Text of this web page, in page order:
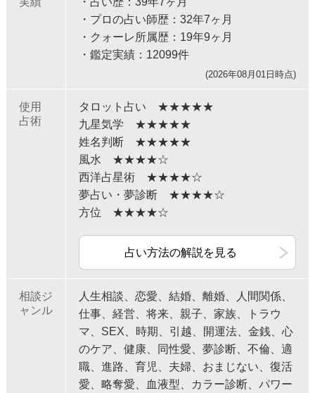
・プロの占い師歴：32年7ヶ月
・クォーレ所属歴：19年9ヶ月
・鑑定実績：12099件
(2026年08月01日時点)
使用
占術
タロット占い ★★★★★
九星気学 ★★★★★
姓名判断 ★★★★★
風水 ★★★★☆
西洋占星術 ★★★★☆
夢占い・夢診断 ★★★★☆
方位 ★★★★☆
占い方法の解説を見る
相談ジ
ャンル
人生相談、恋愛、結婚、離婚、人間関係、
仕事、経営、将来、親子、家族、トラウ
マ、SEX、時期、引越、開運法、金銭、心
のケア、健康、同性愛、夢診断、不倫、適
職、進路、育児、夫婦、おまじない、復活
愛、略奪愛、血液型、カラー診断、パワー